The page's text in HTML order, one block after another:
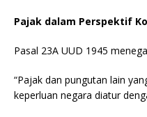
Pajak dalam Perspektif
Pasal 23A UUD 1945
“Pajak dan pungutan lain
keperluan negara diatur